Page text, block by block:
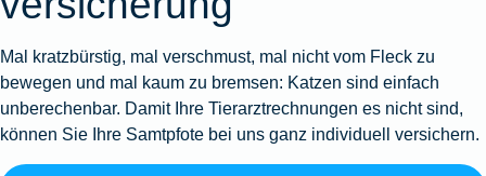
Mal kratzbürstig, mal verschmust, mal nicht vom Fleck zu
bewegen und mal kaum zu bremsen: Katzen sind einfach
unberechenbar. Damit Ihre Tierarztrechnungen es nicht sind,
können Sie Ihre Samtpfote bei uns ganz individuell versichern.